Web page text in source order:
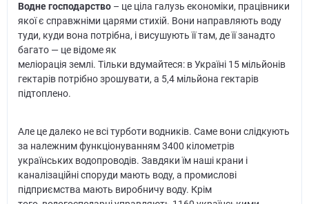
Водне господарство– це ціла галузь економіки, працівники
якої є справжніми царями стихій. Вони направляють воду
туди, куди вона потрібна, і висушують її там, де її занадто
багато — це відоме як
меліорація землі. Тільки вдумайтеся: в Україні 15 мільйонів
гектарів потрібно зрошувати, а 5,4 мільйона гектарів
підтоплено.
Але це далеко не всі турботи водників. Саме вони слідкують
за належним функціонуванням 3400 кілометрів
українських водопроводів. Завдяки їм наші крани і
каналізаційні споруди мають воду, а промислові
підприємства мають виробничу воду. Крім